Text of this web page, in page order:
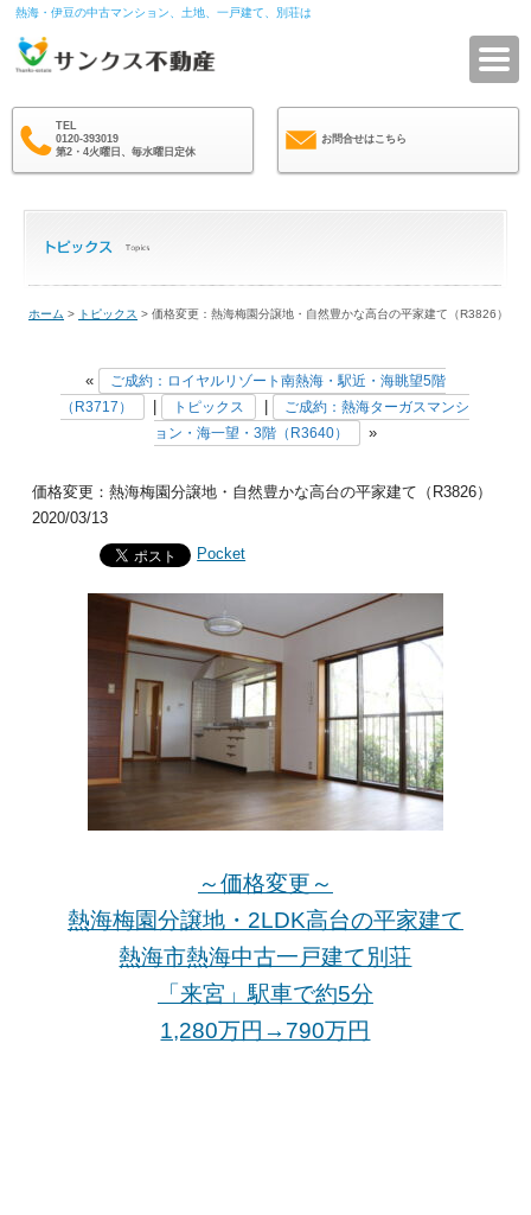
熱海・伊豆の中古マンション、土地、一戸建て、別荘は
TEL
0120-393019
第2・4火曜日、毎水曜日定休
お問合せはこちら
ホーム > トピックス > 価格変更：熱海梅園分譲地・自然豊かな高台の平家建て（R3826）
«
ご成約：ロイヤルリゾート南熱海・駅近・海眺望5階
（R3717）
トピックス
ご成約：熱海ターガスマンシ
ョン・海一望・3階（R3640）
»
価格変更：熱海梅園分譲地・自然豊かな高台の平家建て（R3826）
2020/03/13
Pocket
～価格変更～
熱海梅園分譲地・2LDK高台の平家建て
熱海市熱海中古一戸建て別荘
「来宮」駅車で約5分
1,280万円→790万円